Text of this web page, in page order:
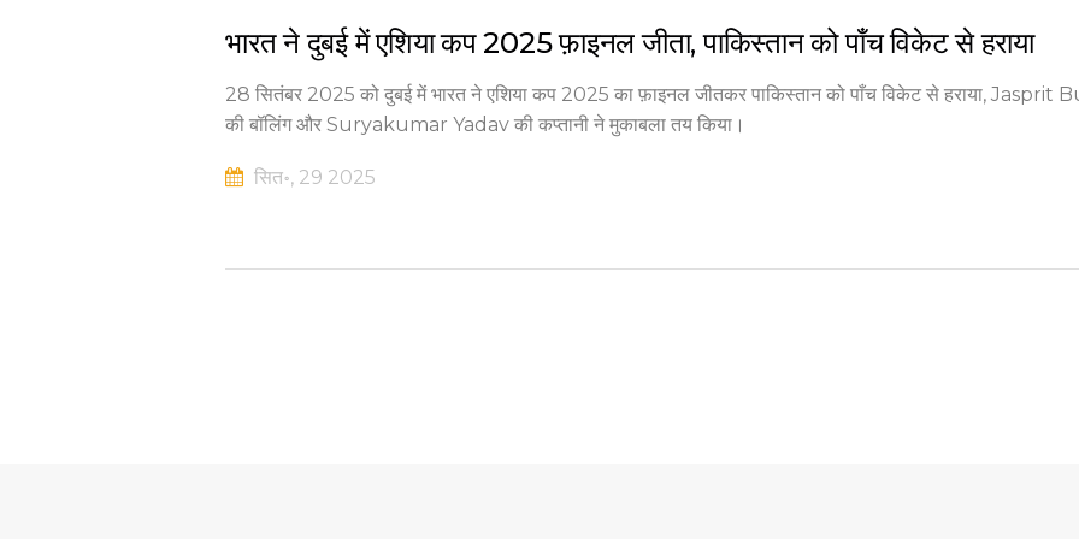
भारत ने दुबई में एशिया कप 2025 फ़ाइनल जीता, पाकिस्तान को पाँच विकेट से हराया
28 सितंबर 2025 को दुबई में भारत ने एशिया कप 2025 का फ़ाइनल जीतकर पाकिस्तान को पाँच विकेट से हराया, Jasprit
की बॉलिंग और Suryakumar Yadav की कप्तानी ने मुकाबला तय किया।
सित॰, 29 2025